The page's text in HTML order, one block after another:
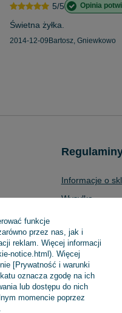
5/5 Opinia
Świetna żyłka.
2014-12-09 Bartosz, Gniewkowo
Informacje o
Wysyłka
Regulamin
Polityka
Odstąpienie
Zarządzaj
funkcje
przez nas, jak i
reklam. Więcej informacji
notice.html). Więcej
[Prywatność i warunki
oznacza zgodę na ich
lub dostępu do nich
momencie poprzez